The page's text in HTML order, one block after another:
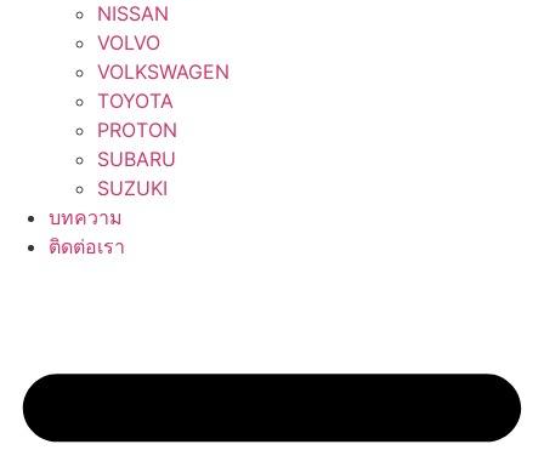
NISSAN
VOLVO
VOLKSWAGEN
TOYOTA
PROTON
SUBARU
SUZUKI
บทความ
ติดต่อเรา